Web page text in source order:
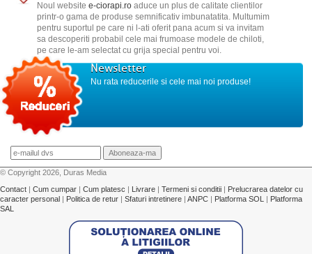
Noul website e-ciorapi.roaduce un plus de calitate clientilor
printr-o gama de produse semnificativ imbunatatita. Multumim
pentru suportul pe care ni l-ati oferit pana acum si va invitam
sa descoperiti probabil cele mai frumoase modele de chiloti,
pe care le-am selectat cu grija special pentru voi.
Newsletter
Nu rata reducerile si cele mai noi produse!
© Copyright 2026, Duras Media
Contact | Cum cumpar | Cum platesc | Livrare | Termeni si conditii | Prelucrarea datelor cu
caracter personal | Politica de retur | Sfaturi intretinere | ANPC | Platforma SOL | Platforma
SAL